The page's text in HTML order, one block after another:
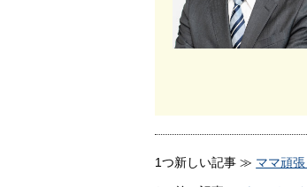
1つ新しい記事 ≫ ママ頑